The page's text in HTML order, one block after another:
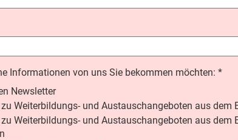
Informationen von uns Sie bekommen möchten: *
Newsletter
Weiterbildungs- und Austauschangeboten aus dem
Weiterbildungs- und Austauschangeboten aus dem